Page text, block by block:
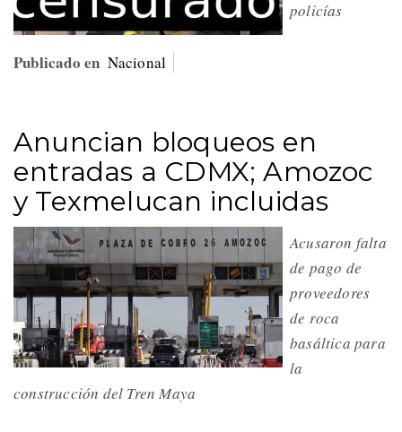
policías
Publicado en Nacional
Anuncian bloqueos en
entradas a CDMX; Amozoc
y Texmelucan incluidas
Acusaron falta
de pago de
proveedores
de roca
basáltica para
la
construcción del Tren Maya